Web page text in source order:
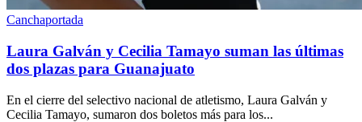
Canchaportada
Laura Galván y Cecilia Tamayo suman las últimas
dos plazas para Guanajuato
En el cierre del selectivo nacional de atletismo, Laura Galván y
Cecilia Tamayo, sumaron dos boletos más para los...